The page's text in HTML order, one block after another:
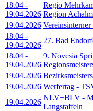
18.04 -
19.04.2026
Regio
Region Achalm
19.04.2026
18.04 -
19.04.2026
27. Bad
18.04 -
19.04.2026
9. Novesia
19.04.2026
19.04.2026 Werfertag -
19.04.2026
NLV+BLV -
Langstaffeln